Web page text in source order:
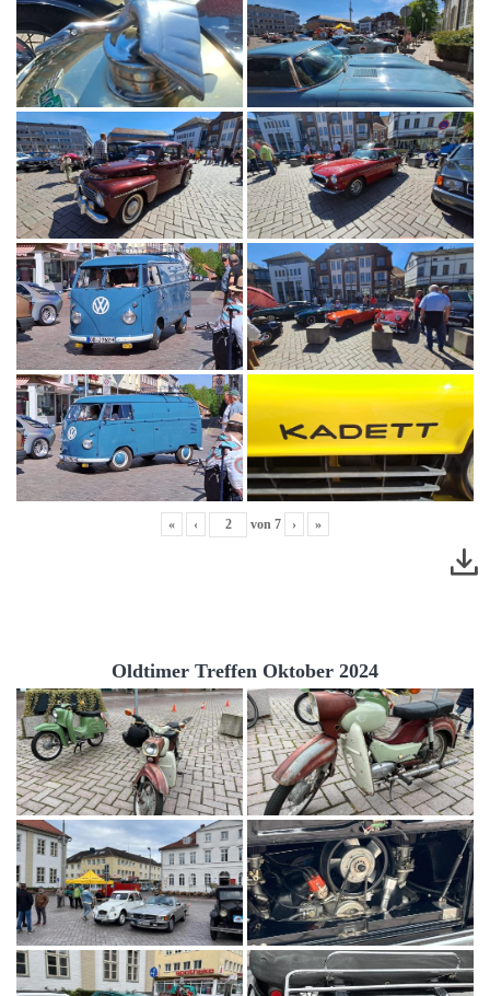
« ‹ von 7 › »
Oldtimer Treffen Oktober 2024